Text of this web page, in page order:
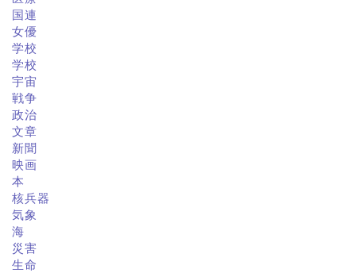
国連
女優
学校
学校
宇宙
戦争
政治
文章
新聞
映画
本
核兵器
気象
海
災害
生命